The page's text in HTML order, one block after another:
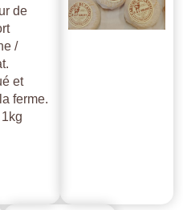
de
/
et
ferme.